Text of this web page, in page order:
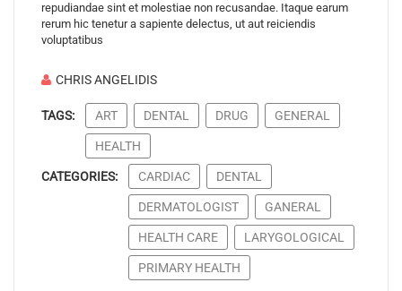
repudiandae sint et molestiae non recusandae. Itaque earum
rerum hic tenetur a sapiente delectus, ut aut reiciendis
voluptatibus
CHRIS ANGELIDIS
TAGS: ART DENTAL DRUG GENERAL
HEALTH
CATEGORIES: CARDIAC DENTAL
DERMATOLOGIST GANERAL
HEALTH CARE LARYGOLOGICAL
PRIMARY HEALTH